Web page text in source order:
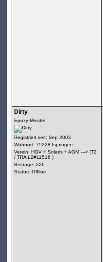
Dirty
Epoxy-Meister
Registriert seit: Sep 2003
Wohnort: 75228 Ispringen
Verein: HGV + Solaris + AGM ---> (T2
/ TRA L2#11516 )
Beiträge: 226
Status: Offline